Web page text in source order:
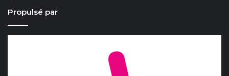
Propulsé par